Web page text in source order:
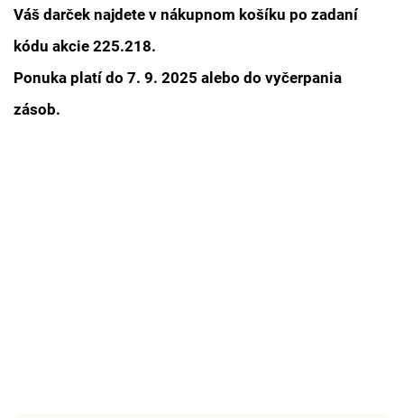
Váš darček najdete v nákupnom košíku po zadaní
kódu akcie 225.218.
Ponuka platí do 7. 9. 2025 alebo do vyčerpania
zásob.